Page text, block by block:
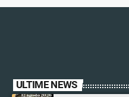
ULTIME NEWS